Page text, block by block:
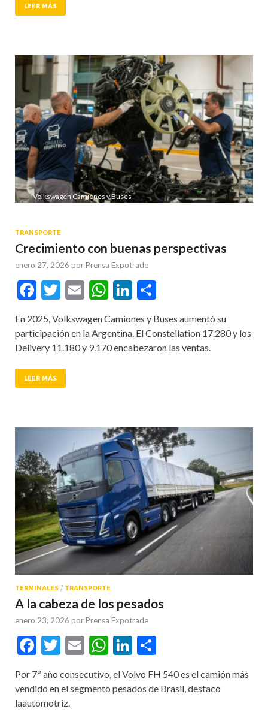
LEER MÁS
Volkswagen Camiones y Buses
TRANSPORTE
Crecimiento con buenas perspectivas
enero 27, 2026 por Prensa Expotrade
Facebook
Twitter
EmailWhatsApp
LinkedIn
En 2025, Volkswagen Camiones y Buses aumentó su
participación en la Argentina. El Constellation 17.280 y los
Delivery 11.180 y 9.170 encabezaron las ventas.
LEER MÁS
TERMINALES / TRANSPORTE
A la cabeza de los pesados
enero 23, 2026 por Prensa Expotrade
Facebook
Twitter
EmailWhatsApp
LinkedIn
Por 7º año consecutivo, el Volvo FH 540 es el camión más
vendido en el segmento pesados de Brasil, destacó
laautomotriz.